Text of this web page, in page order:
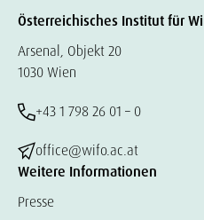
Österreichisches Institut für
Arsenal, Objekt 20
1030 Wien
+43 1 798 26 01 – 0
office@wifo.ac.at
Weitere Informationen
Presse